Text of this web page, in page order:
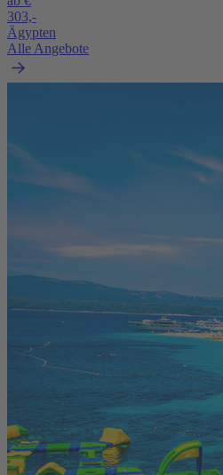
303,-
Ägypten
Alle Angebote